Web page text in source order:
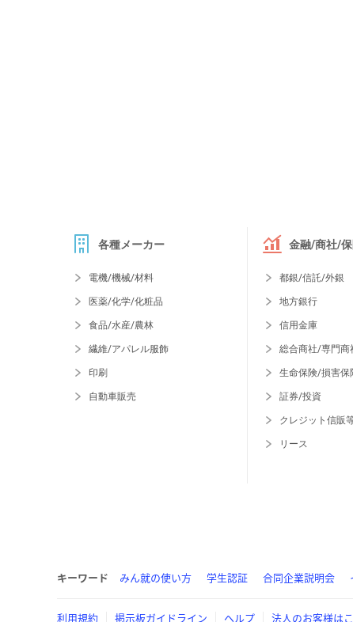
各種メーカー
電機/機械/材料
医薬/化学/化粧品
食品/水産/農林
繊維/アパレル服飾
印刷
自動車販売
金融/商社/
都銀/信託/外銀
地方銀行
信用金庫
総合商社/専門商
生命保険/損害保
証券/投資
クレジット信販
リース
キーワード みん就の使い方 学生認証 合同企業説明会
利用規約 掲示板ガイドライン ヘルプ 法人のお客様は